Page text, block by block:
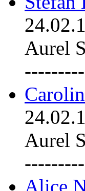
Aurel
Aurel
Alice